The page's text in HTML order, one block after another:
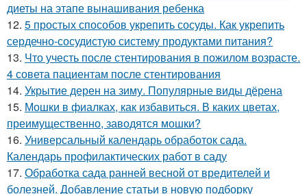
диеты на этапе вынашивания ребенка
12. 5 простых способов укрепить сосуды. Как укрепить
сердечно-сосудистую систему продуктами питания?
13. Что учесть после стентирования в пожилом возрасте.
4 совета пациентам после стентирования
14. Укрытие дерен на зиму. Популярные виды дёрена
15. Мошки в фиалках, как избавиться. В каких цветах,
преимущественно, заводятся мошки?
16. Универсальный календарь обработок сада.
Календарь профилактических работ в саду
17. Обработка сада ранней весной от вредителей и
болезней. Добавление статьи в новую подборку